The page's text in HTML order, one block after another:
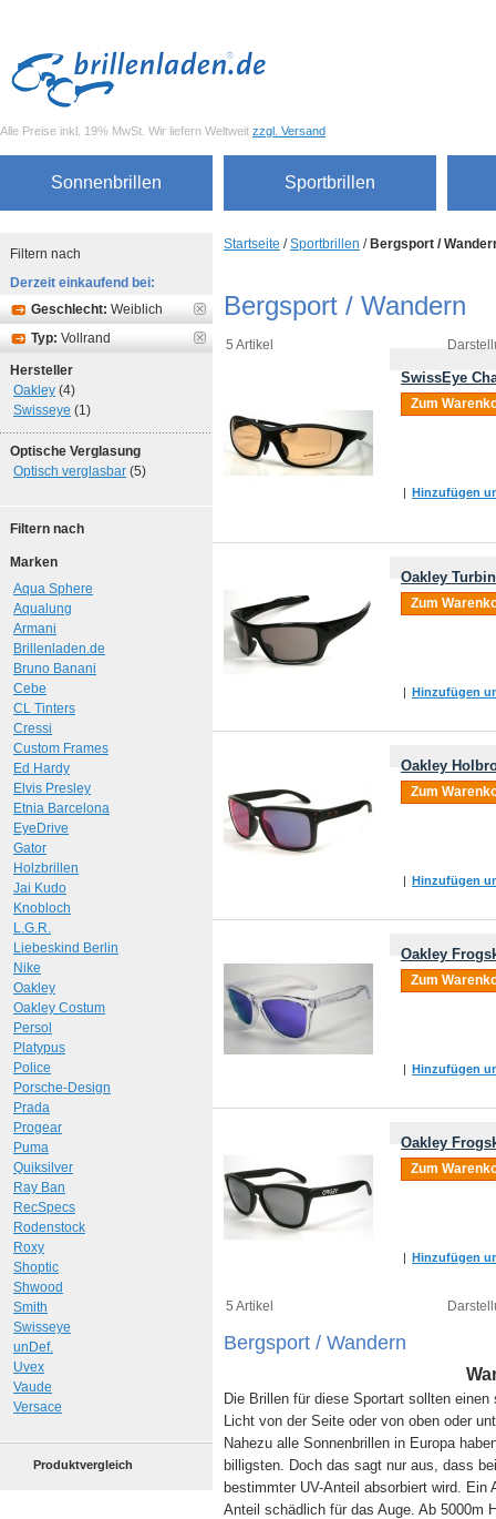
Alle Preise inkl. 19% MwSt. Wir liefern Weltweit zzgl. Versand
Sonnenbrillen Sportbrillen
Startseite /Sportbrillen / Bergsport /
Bergsport / Wandern
5 Artikel
SwissEye
Zum
| Hinzufügen
Oakley
Zum
| Hinzufügen
Oakley
Zum
| Hinzufügen
Oakley
Zum
| Hinzufügen
Oakley
Zum
| Hinzufügen
5 Artikel
Bergsport / Wandern
Die Brillen für diese Sportart sollten
Licht von der Seite oder von oben oder
Nahezu alle Sonnenbrillen in Europa
billigsten. Doch das sagt nur aus, dass
bestimmter UV-Anteil absorbiert wird.
Anteil schädlich für das Auge. Ab 5000m
Filtern nach
Derzeit einkaufend bei:
Geschlecht: Weiblich
Typ: Vollrand
Hersteller
Oakley (4)
Swisseye (1)
Optische Verglasung
Optisch verglasbar (5)
Filtern nach
Marken
Aqua Sphere
Aqualung
Armani
Brillenladen.de
Bruno Banani
Cebe
CL Tinters
Cressi
Custom Frames
Ed Hardy
Elvis Presley
Etnia Barcelona
EyeDrive
Gator
Holzbrillen
Jai Kudo
Knobloch
L.G.R.
Liebeskind Berlin
Nike
Oakley
Oakley Costum
Persol
Platypus
Police
Porsche-Design
Prada
Progear
Puma
Quiksilver
Ray Ban
RecSpecs
Rodenstock
Roxy
Shoptic
Shwood
Smith
Swisseye
unDef.
Uvex
Vaude
Versace
Produktvergleich